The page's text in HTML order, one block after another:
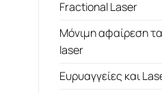
Fractional Laser
Μόνιμη αφαίρεση
laser
Ευρυαγγείες και